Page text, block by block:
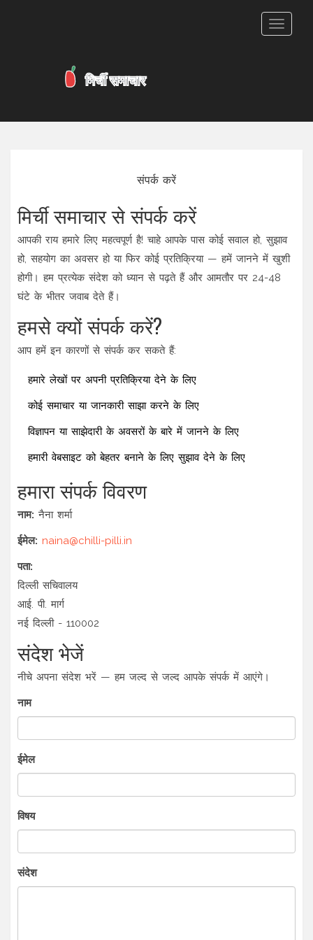
टॉगल
संपर्क करें
मिर्ची समाचार से संपर्क करें
आपकी राय हमारे लिए महत्वपूर्ण है! चाहे आपके पास कोई सवाल हो, सुझाव
हो, सहयोग का अवसर हो या फिर कोई प्रतिक्रिया — हमें जानने में खुशी
होगी। हम प्रत्येक संदेश को ध्यान से पढ़ते हैं और आमतौर पर 24-48
घंटे के भीतर जवाब देते हैं।
हमसे क्यों संपर्क करें?
आप हमें इन कारणों से संपर्क कर सकते हैं:
हमारे लेखों पर अपनी प्रतिक्रिया देने के लिए
कोई समाचार या जानकारी साझा करने के लिए
विज्ञापन या साझेदारी के अवसरों के बारे में जानने के लिए
हमारी वेबसाइट को बेहतर बनाने के लिए सुझाव देने के लिए
हमारा संपर्क विवरण
नाम: नैना शर्मा
ईमेल: naina@chilli-pilli.in
पता:
दिल्ली सचिवालय
आई. पी. मार्ग
नई दिल्ली - 110002
संदेश भेजें
नीचे अपना संदेश भरें — हम जल्द से जल्द आपके संपर्क में आएंगे।
नाम
ईमेल
विषय
संदेश